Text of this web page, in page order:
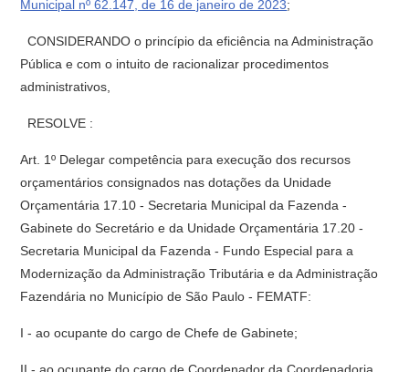
Municipal nº 62.147, de 16 de janeiro de 2023;
CONSIDERANDO o princípio da eficiência na Administração
Pública e com o intuito de racionalizar procedimentos
administrativos,
RESOLVE :
Art. 1º Delegar competência para execução dos recursos
orçamentários consignados nas dotações da Unidade
Orçamentária 17.10 - Secretaria Municipal da Fazenda -
Gabinete do Secretário e da Unidade Orçamentária 17.20 -
Secretaria Municipal da Fazenda - Fundo Especial para a
Modernização da Administração Tributária e da Administração
Fazendária no Município de São Paulo - FEMATF:
I - ao ocupante do cargo de Chefe de Gabinete;